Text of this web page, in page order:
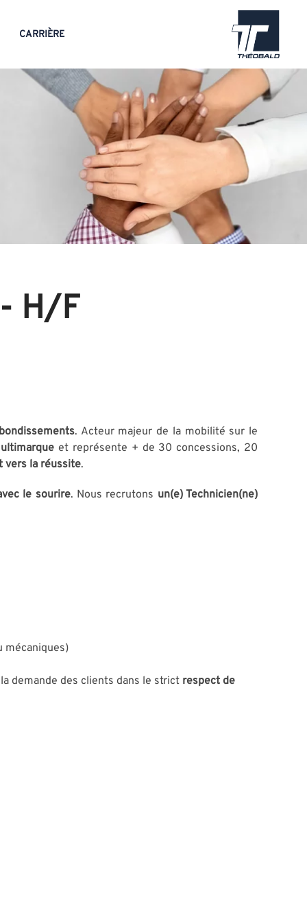
CARRIÈRE
H/F
. Acteur majeur de la mobilité sur le
et représente + de 30 concessions, 20
vers la réussite.
le sourire. Nous recrutons un(e) Technicien(ne)
mécaniques)
demande des clients dans le strict respect de